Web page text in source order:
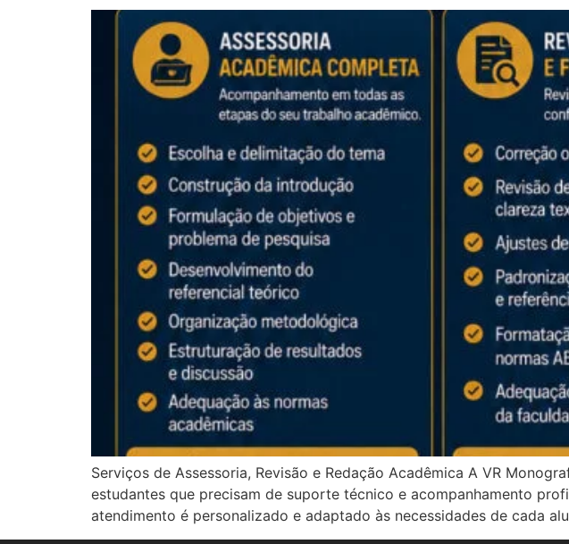
Serviços de Assessoria, Revisão e Redação Acadêmica A VR
estudantes que precisam de suporte técnico e acompanhamento
atendimento é personalizado e adaptado às necessidades de cada